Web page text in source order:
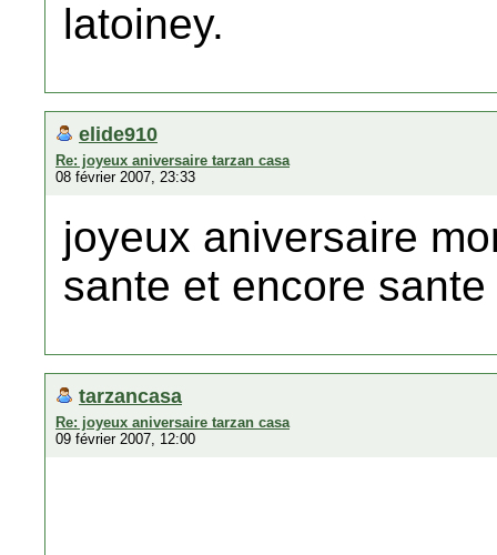
latoiney.
elide910
Re: joyeux aniversaire tarzan casa
08 février 2007, 23:33
joyeux aniversaire
sante et encore sante
tarzancasa
Re: joyeux aniversaire tarzan casa
09 février 2007, 12:00